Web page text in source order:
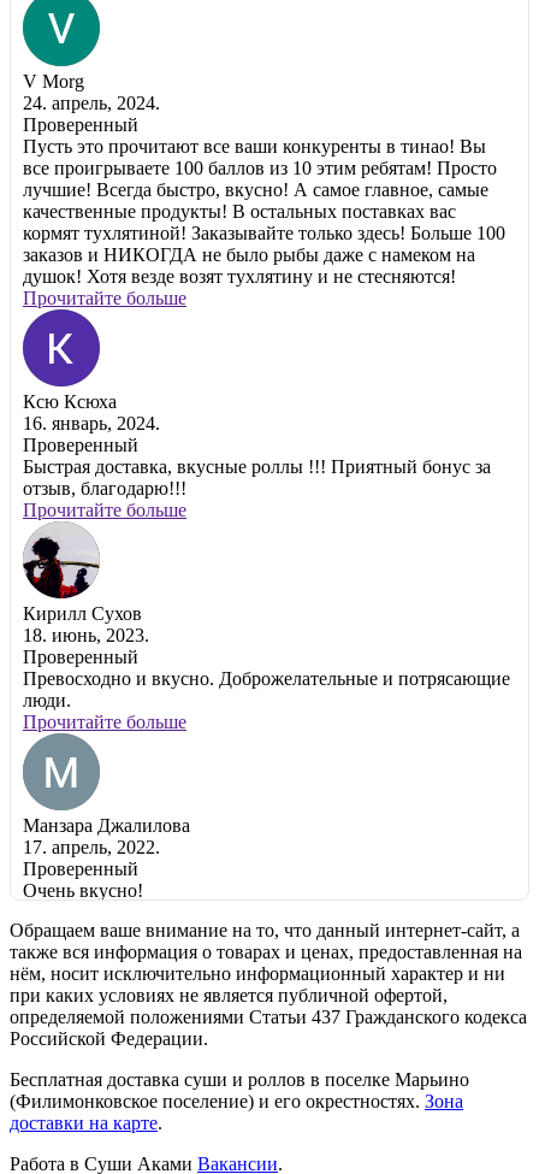
V Morg
24. апрель, 2024.
Проверенный
Пусть это прочитают все ваши конкуренты в тинао! Вы
все проигрываете 100 баллов из 10 этим ребятам! Просто
лучшие! Всегда быстро, вкусно! А самое главное, самые
качественные продукты! В остальных поставках вас
кормят тухлятиной! Заказывайте только здесь! Больше 100
заказов и НИКОГДА не было рыбы даже с намеком на
душок! Хотя везде возят тухлятину и не стесняются!
Прочитайте больше
Ксю Ксюха
16. январь, 2024.
Проверенный
Быстрая доставка, вкусные роллы !!! Приятный бонус за
отзыв, благодарю!!!
Прочитайте больше
Кирилл Сухов
18. июнь, 2023.
Проверенный
Превосходно и вкусно. Доброжелательные и потрясающие
люди.
Прочитайте больше
Манзара Джалилова
17. апрель, 2022.
Проверенный
Очень вкусно!
Swippie
13. февраль, 2022.
Прекраснейшие сеты роллов, готовят быстро и вкусно а
wok это просто божественно!!! РЕКОМЕНДУЮ!!!
Прочитайте больше
Обращаем ваше внимание на то, что данный интернет-сайт, а
также вся информация о товарах и ценах, предоставленная на
нём, носит исключительно информационный характер и ни
при каких условиях не является публичной офертой,
определяемой положениями Статьи 437 Гражданского кодекса
Российской Федерации.
Бесплатная доставка суши и роллов в поселке Марьино
(Филимонковское поселение) и его окрестностях. Зона
доставки на карте.
Работа в Суши Аками Вакансии.